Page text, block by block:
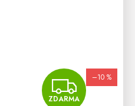
ZDARMA
–10 %